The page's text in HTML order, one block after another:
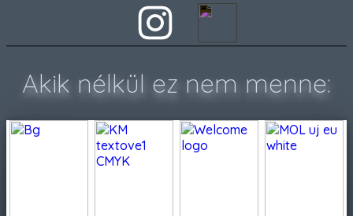
Akik nélkül ez nem menne: